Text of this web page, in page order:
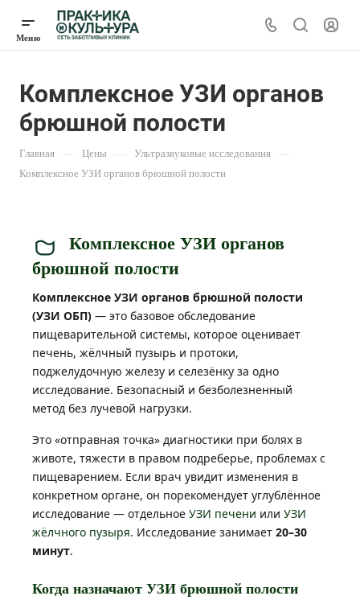
Комплексное УЗИ органов
брюшной полости
Главная — Цены — Ультразвуковые исследования —
Комплексное УЗИ органов брюшной полости
Комплексное УЗИ органов
брюшной полости
Комплексное УЗИ органов брюшной полости
(УЗИ ОБП) — это базовое обследование
пищеварительной системы, которое оценивает
печень, жёлчный пузырь и протоки,
поджелудочную железу и селезёнку за одно
исследование. Безопасный и безболезненный
метод без лучевой нагрузки.
Это «отправная точка» диагностики при болях в
животе, тяжести в правом подреберье, проблемах с
пищеварением. Если врач увидит изменения в
конкретном органе, он порекомендует углублённое
исследование — отдельное УЗИ печени или УЗИ
жёлчного пузыря. Исследование занимает 20–30
минут.
Когда назначают УЗИ брюшной полости